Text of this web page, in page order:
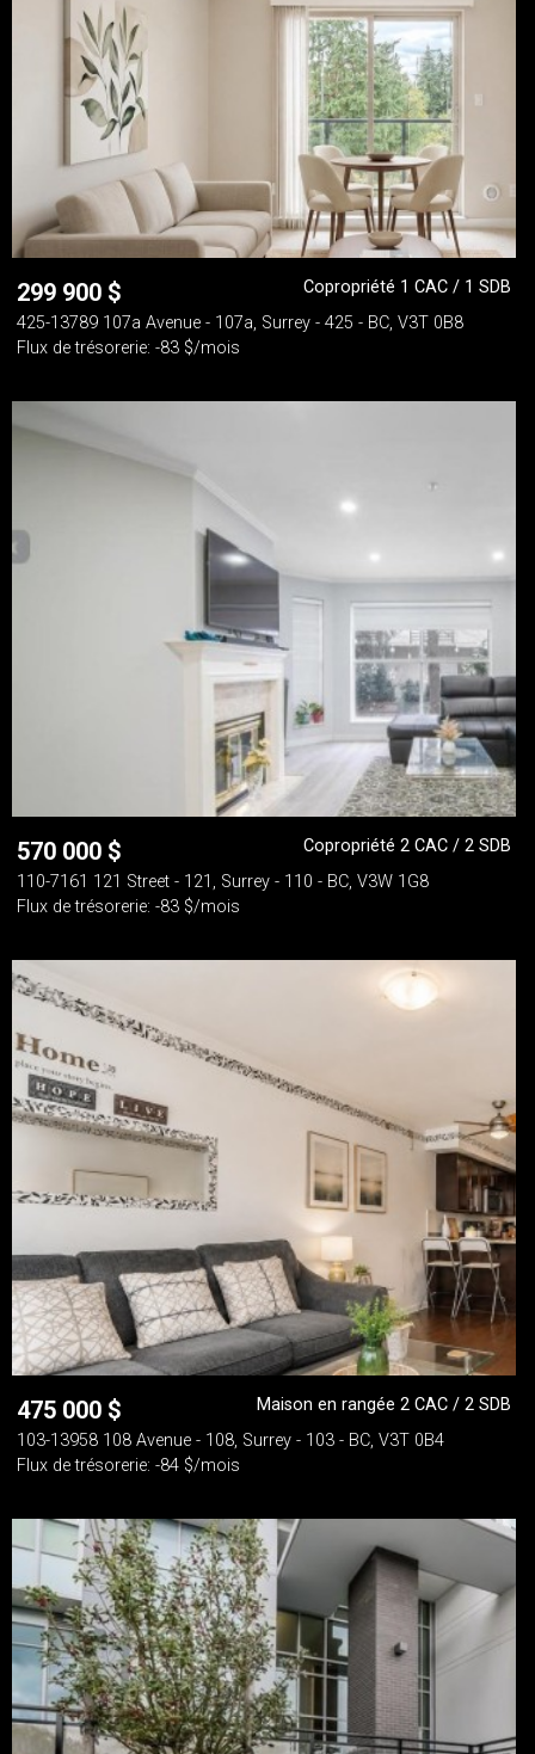
299 900 $
Copropriété 1 CAC / 1 SDB
425-13789 107a Avenue - 107a, Surrey - 425 - BC, V3T 0B8
Flux de trésorerie: -83 $/mois
570 000 $
Copropriété 2 CAC / 2 SDB
110-7161 121 Street - 121, Surrey - 110 - BC, V3W 1G8
Flux de trésorerie: -83 $/mois
475 000 $
Maison en rangée 2 CAC / 2 SDB
103-13958 108 Avenue - 108, Surrey - 103 - BC, V3T 0B4
Flux de trésorerie: -84 $/mois